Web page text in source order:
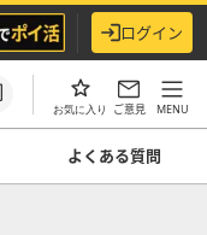
ログイン
お気に入り ご意見 MENU
よくある質問